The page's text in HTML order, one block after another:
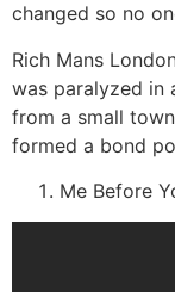
changed so no
Rich Mans
was paralyzed in
from a small
formed a bond
Me Before